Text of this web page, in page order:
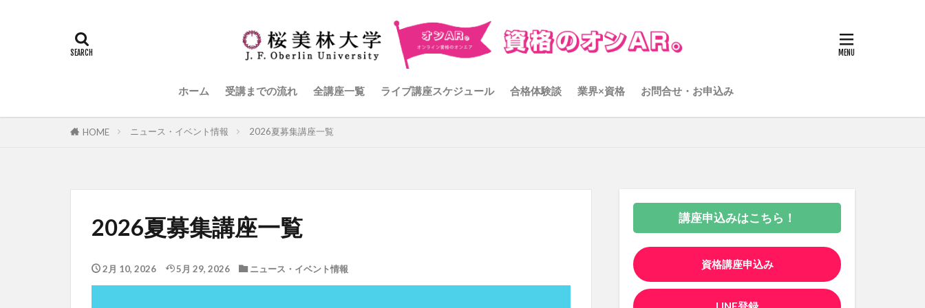
ホーム 受講までの流れ 全講座一覧 ライブ講座スケジュール 合格体験談 業界×資格 お問合せ・お申込み
HOME ニュース・イベント情報 2026夏募集講座一覧
2026夏募集講座一覧
2月 10, 2026 5月 29, 2026 ニュース・イベント情報
講座申込みはこちら！
資格講座申込み